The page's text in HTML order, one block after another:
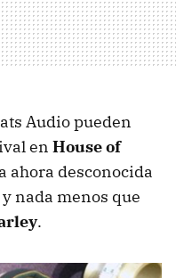
Audio pueden
en House of
ahora desconocida
nada menos que
.